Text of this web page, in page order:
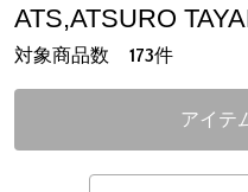
対象商品数 173件
ATS,ATSURO
アイテ